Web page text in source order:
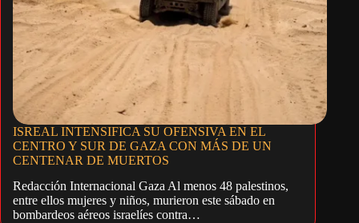
ISREAL INTENSIFICA SU OFENSIVA EN EL
CENTRO Y SUR DE GAZA CON MÁS DE UN
CENTENAR DE MUERTOS
Redacción Internacional Gaza Al menos 48 palestinos,
entre ellos mujeres y niños, murieron este sábado en
bombardeos aéreos israelíes contra…